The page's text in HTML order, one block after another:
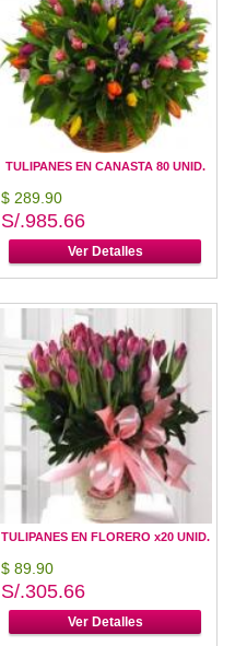
TULIPANES EN CANASTA 80 UNID.
$ 289.90
S/.985.66
Ver Detalles
TULIPANES EN FLORERO x20 UNID.
$ 89.90
S/.305.66
Ver Detalles